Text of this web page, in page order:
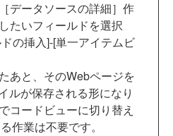
データソースの詳細］作
たいフィールドを選択
の挿入]-[単一アイテムビ
あと、そのWebページを
ルが保存される形になり
コードビューに切り替え
作業は不要です。